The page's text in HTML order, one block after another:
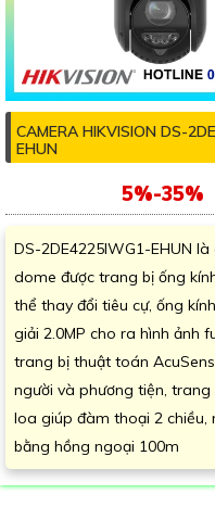
CAMERA HIKVISION DS-
EHUN
5%-35%
DS-2DE4225IWG1-EHUN
dome được trang bị ống
thể thay đổi tiêu cự, ống
giải 2.0MP cho ra hình ảnh
trang bị thuật toán
người và phương tiện, trang
loa giúp đàm thoại 2 chiều,
bằng hồng ngoại 100m